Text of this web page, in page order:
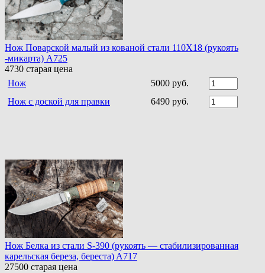
Нож Поварской малый из кованой стали 110Х18 (рукоять
-микарта) A725
4730 старая цена
Нож
5000 руб.
Нож с доской для правки
6490 руб.
Нож Белка из стали S-390 (рукоять — стабилизированная
карельская береза, береста) A717
27500 старая цена